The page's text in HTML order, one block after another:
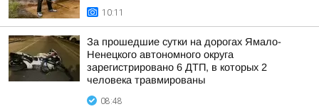
10:11
За прошедшие сутки на дорогах Ямало-
Ненецкого автономного округа
зарегистрировано 6 ДТП, в которых 2
человека травмированы
08:48